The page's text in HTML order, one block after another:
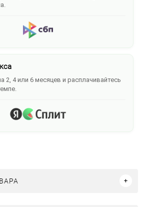
2, 4 или 6 месяцев и расплачивайтесь